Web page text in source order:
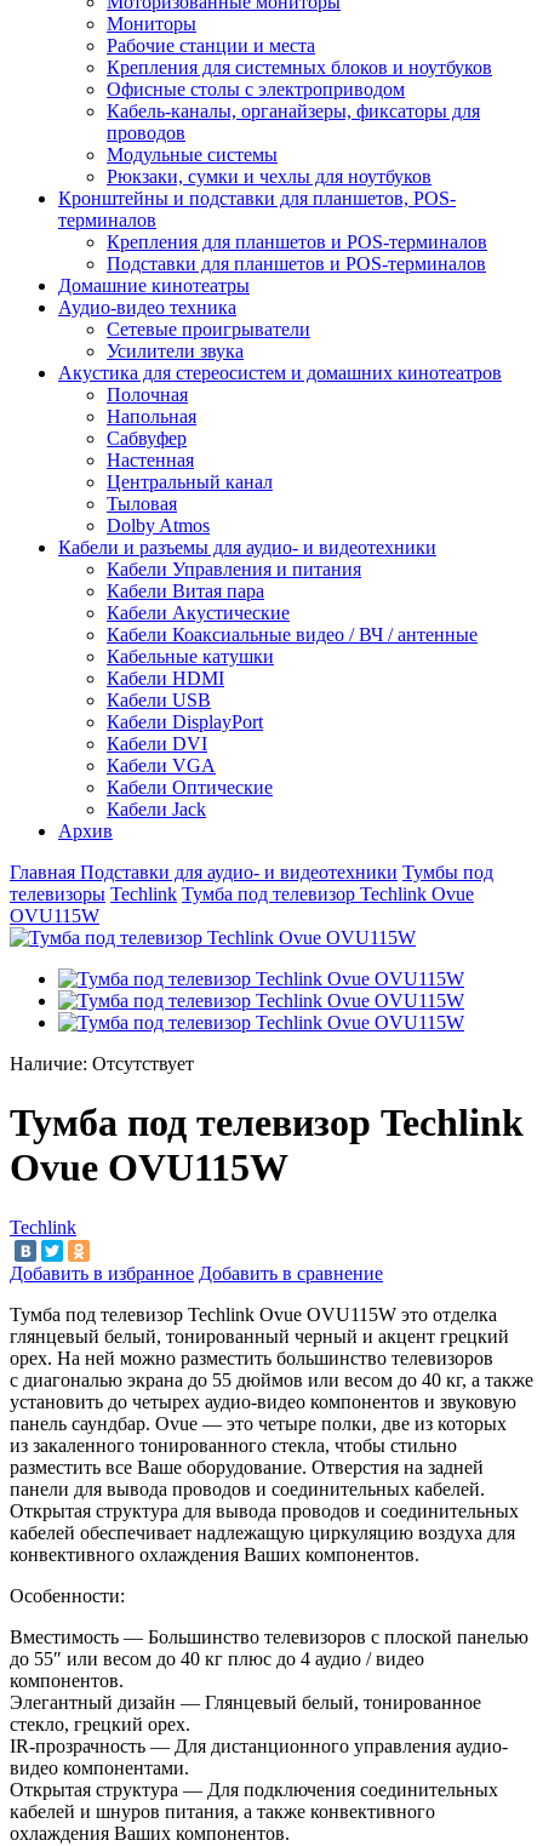
Мониторы
Рабочие станции и места
Крепления для системных блоков и ноутбуков
Офисные столы с электроприводом
Кабель-каналы, органайзеры, фиксаторы для
проводов
Модульные системы
Рюкзаки, сумки и чехлы для ноутбуков
Кронштейны и подставки для планшетов, POS-
терминалов
Крепления для планшетов и POS-терминалов
Подставки для планшетов и POS-терминалов
Домашние кинотеатры
Аудио-видео техника
Сетевые проигрыватели
Усилители звука
Акустика для стереосистем и домашних кинотеатров
Полочная
Напольная
Сабвуфер
Настенная
Центральный канал
Тыловая
Dolby Atmos
Кабели и разъемы для аудио- и видеотехники
Кабели Управления и питания
Кабели Витая пара
Кабели Акустические
Кабели Коаксиальные видео / ВЧ / антенные
Кабельные катушки
Кабели HDMI
Кабели USB
Кабели DisplayPort
Кабели DVI
Кабели VGA
Кабели Оптические
Кабели Jack
Архив
Главная Подставки для аудио- и видеотехники Тумбы под
телевизоры Techlink Тумба под телевизор Techlink Ovue
OVU115W
Наличие: Отсутствует
Тумба под телевизор Techlink
Ovue OVU115W
Techlink
Добавить в избранное Добавить в сравнение
Тумба под телевизор Techlink Ovue OVU115W это отделка
глянцевый белый, тонированный черный и акцент грецкий
орех. На ней можно разместить большинство телевизоров
с диагональю экрана до 55 дюймов или весом до 40 кг, а также
установить до четырех аудио-видео компонентов и звуковую
панель саундбар. Ovue — это четыре полки, две из которых
из закаленного тонированного стекла, чтобы стильно
разместить все Ваше оборудование. Отверстия на задней
панели для вывода проводов и соединительных кабелей.
Открытая структура для вывода проводов и соединительных
кабелей обеспечивает надлежащую циркуляцию воздуха для
конвективного охлаждения Ваших компонентов.
Особенности:
Вместимость — Большинство телевизоров с плоской панелью
до 55″ или весом до 40 кг плюс до 4 аудио / видео
компонентов.
Элегантный дизайн — Глянцевый белый, тонированное
стекло, грецкий орех.
IR-прозрачность — Для дистанционного управления аудио-
видео компонентами.
Открытая структура — Для подключения соединительных
кабелей и шнуров питания, а также конвективного
охлаждения Ваших компонентов.